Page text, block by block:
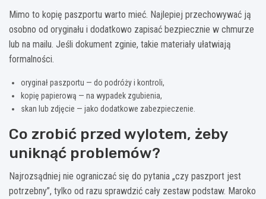
Mimo to kopię paszportu warto mieć. Najlepiej przechowywać ją
osobno od oryginału i dodatkowo zapisać bezpiecznie w chmurze
lub na mailu. Jeśli dokument zginie, takie materiały ułatwiają
formalności.
oryginał paszportu — do podróży i kontroli,
kopię papierową — na wypadek zgubienia,
skan lub zdjęcie — jako dodatkowe zabezpieczenie.
Co zrobić przed wylotem, żeby
uniknąć problemów?
Najrozsądniej nie ograniczać się do pytania „czy paszport jest
potrzebny”, tylko od razu sprawdzić cały zestaw podstaw. Maroko